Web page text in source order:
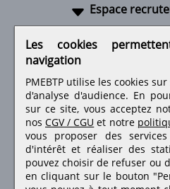
Espace
Retrouvez-nous sur
Les cookies
navigation
PMEBTP utilise les cookies
d'analyse d'audience. En
sur ce site, vous acceptez
nos CGV / CGU et notre
vous proposer des
d'intérêt et réaliser des
pouvez choisir de refuser ou
en cliquant sur le bouton